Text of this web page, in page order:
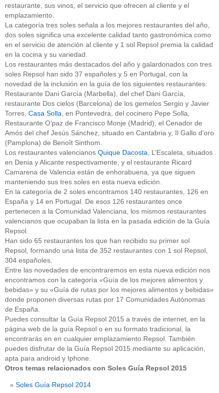
restaurante, sus vinos, el servicio que ofrecen al cliente y el
emplazamiento.
La categoría tres soles señala a los mejores restaurantes del año,
dos soles significa una excelente calidad tanto gastronómica como
en el servicio de atención al cliente y 1 sol Repsol premia la calidad
en la cocina y su variedad.
Los restaurantes más destacados del año y galardonados con tres
soles Repsol han sido 37 españoles y 5 en Portugal, con la
novedad de la inclusión en la guía de los siguientes restaurantes:
Restaurante Dani García (Marbella), del chef Dani García,
restaurante Dos cielos (Barcelona) de los gemelos Sergio y Javier
Torres, Casa Solla , en Pontevedra, del cocinero Pepe Solla,
Restaurante O’paz de Francisco Monje (Madrid), el Cenador de
Amós del chef Jesús Sánchez, situado en Cantabria y, Il Gallo d’oro
(Pamplona) de Benoît Sinthom.
Los restaurantes valencianos Quique Dacosta , L’Escaleta, situados
en Denia y Alicante respectivamente, y el restaurante Ricard
Camarena de Valencia están de enhorabuena, ya que siguen
manteniendo sus tres soles en esta nueva edición.
En la categoría de 2 soles encontramos 140 restaurantes, 126 en
España y 14 en Portugal. De esos 126 restaurantes once
pertenecen a la Comunidad Valenciana, los mismos restaurantes
valencianos que ocupaban la lista en la pasada edición de la Guía
Repsol.
Han sido 65 restaurantes los que han recibido su primer sol
Repsol, formando una lista de 352 restaurantes con 1 sol Repsol,
304 españoles.
Entre las novedades de encontraremos en esta nueva edición nos
encontramos con la categoría «Guía de los mejores alimentos y
bebidas» y su «Guía de rutas por los mejores alimentos y bebidas»
donde proponen diversas rutas por 17 Comunidades Autónomas
de España.
Puedes consultar la Guía Repsol 2015 a través de internet, en la
página web de la guía Repsol o en su formato tradicional, la
encontrarás en en cualquier emplazamiento Repsol. También
puedes disfrutar de la Guía Repsol 2015 mediante su aplicación,
apta para android y Iphone.
Otros temas relacionados con Soles Guía Repsol 2015
Soles Guía Repsol 2014